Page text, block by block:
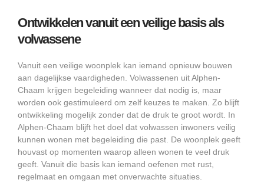
Ontwikkelen vanuit een veilige basis als
volwassene
Vanuit een veilige woonplek kan iemand opnieuw bouwen
aan dagelijkse vaardigheden. Volwassenen uit Alphen-
Chaam krijgen begeleiding wanneer dat nodig is, maar
worden ook gestimuleerd om zelf keuzes te maken. Zo blijft
ontwikkeling mogelijk zonder dat de druk te groot wordt. In
Alphen-Chaam blijft het doel dat volwassen inwoners veilig
kunnen wonen met begeleiding die past. De woonplek geeft
houvast op momenten waarop alleen wonen te veel druk
geeft. Vanuit die basis kan iemand oefenen met rust,
regelmaat en omgaan met onverwachte situaties.